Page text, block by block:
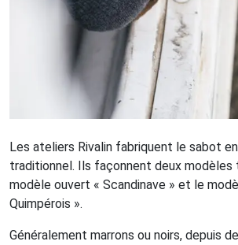
Les ateliers Rivalin fabriquent le sabot
traditionnel. Ils façonnent deux modèles
modèle ouvert « Scandinave » et le
Quimpérois ».
Généralement marrons ou noirs, depuis